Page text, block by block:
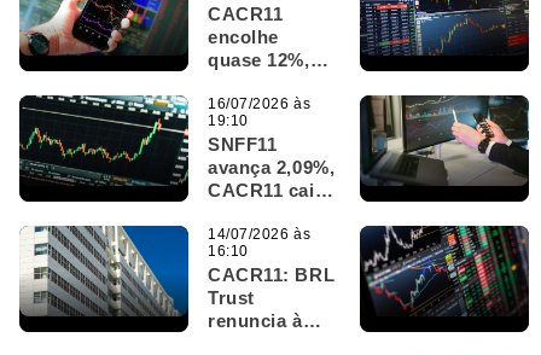
CACR11
encolhe
quase 12%,
9,6%; IFIX
fecha em
queda de
0,34%
SNFF11
avança 2,09%,
CACR11 cai
fecha em alta
de 0,18%
16/07/2026 às
19:10
CACR11: BRL
Trust
renuncia à
14/07/2026 às
16:10